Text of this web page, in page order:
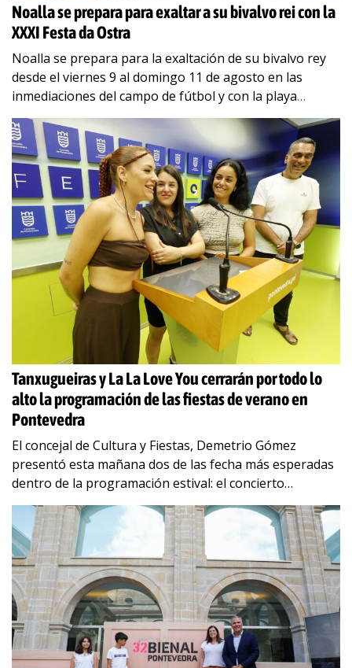
Noalla se prepara para exaltar a su bivalvo rei con la
XXXI Festa da Ostra
Noalla se prepara para la exaltación de su bivalvo rey
desde el viernes 9 al domingo 11 de agosto en las
inmediaciones del campo de fútbol y con la playa…
Tanxugueiras y La La Love You cerrarán por todo lo
alto la programación de las fiestas de verano en
Pontevedra
El concejal de Cultura y Fiestas, Demetrio Gómez
presentó esta mañana dos de las fecha más esperadas
dentro de la programación estival: el concierto
sorpresa, que llegará de la mano…